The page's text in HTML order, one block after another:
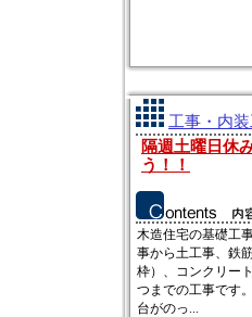
工事・内
隔週土曜日休
う！！
木造住宅の基礎工
事から土工事、鉄
枠）、コンクリー
つまでの工事です
台がのっ...